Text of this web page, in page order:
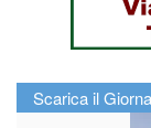
Scarica il